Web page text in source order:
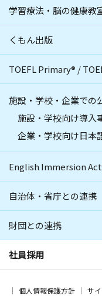
学習療法・脳の健康教
くもん出版
TOEFL Primary® /
施設・学校・企業での
施設・学校向け導入
企業・学校向け日本
English Immersion
自治体・省庁との連携
財団との連携
社員採用
個人情報保護方針 サ